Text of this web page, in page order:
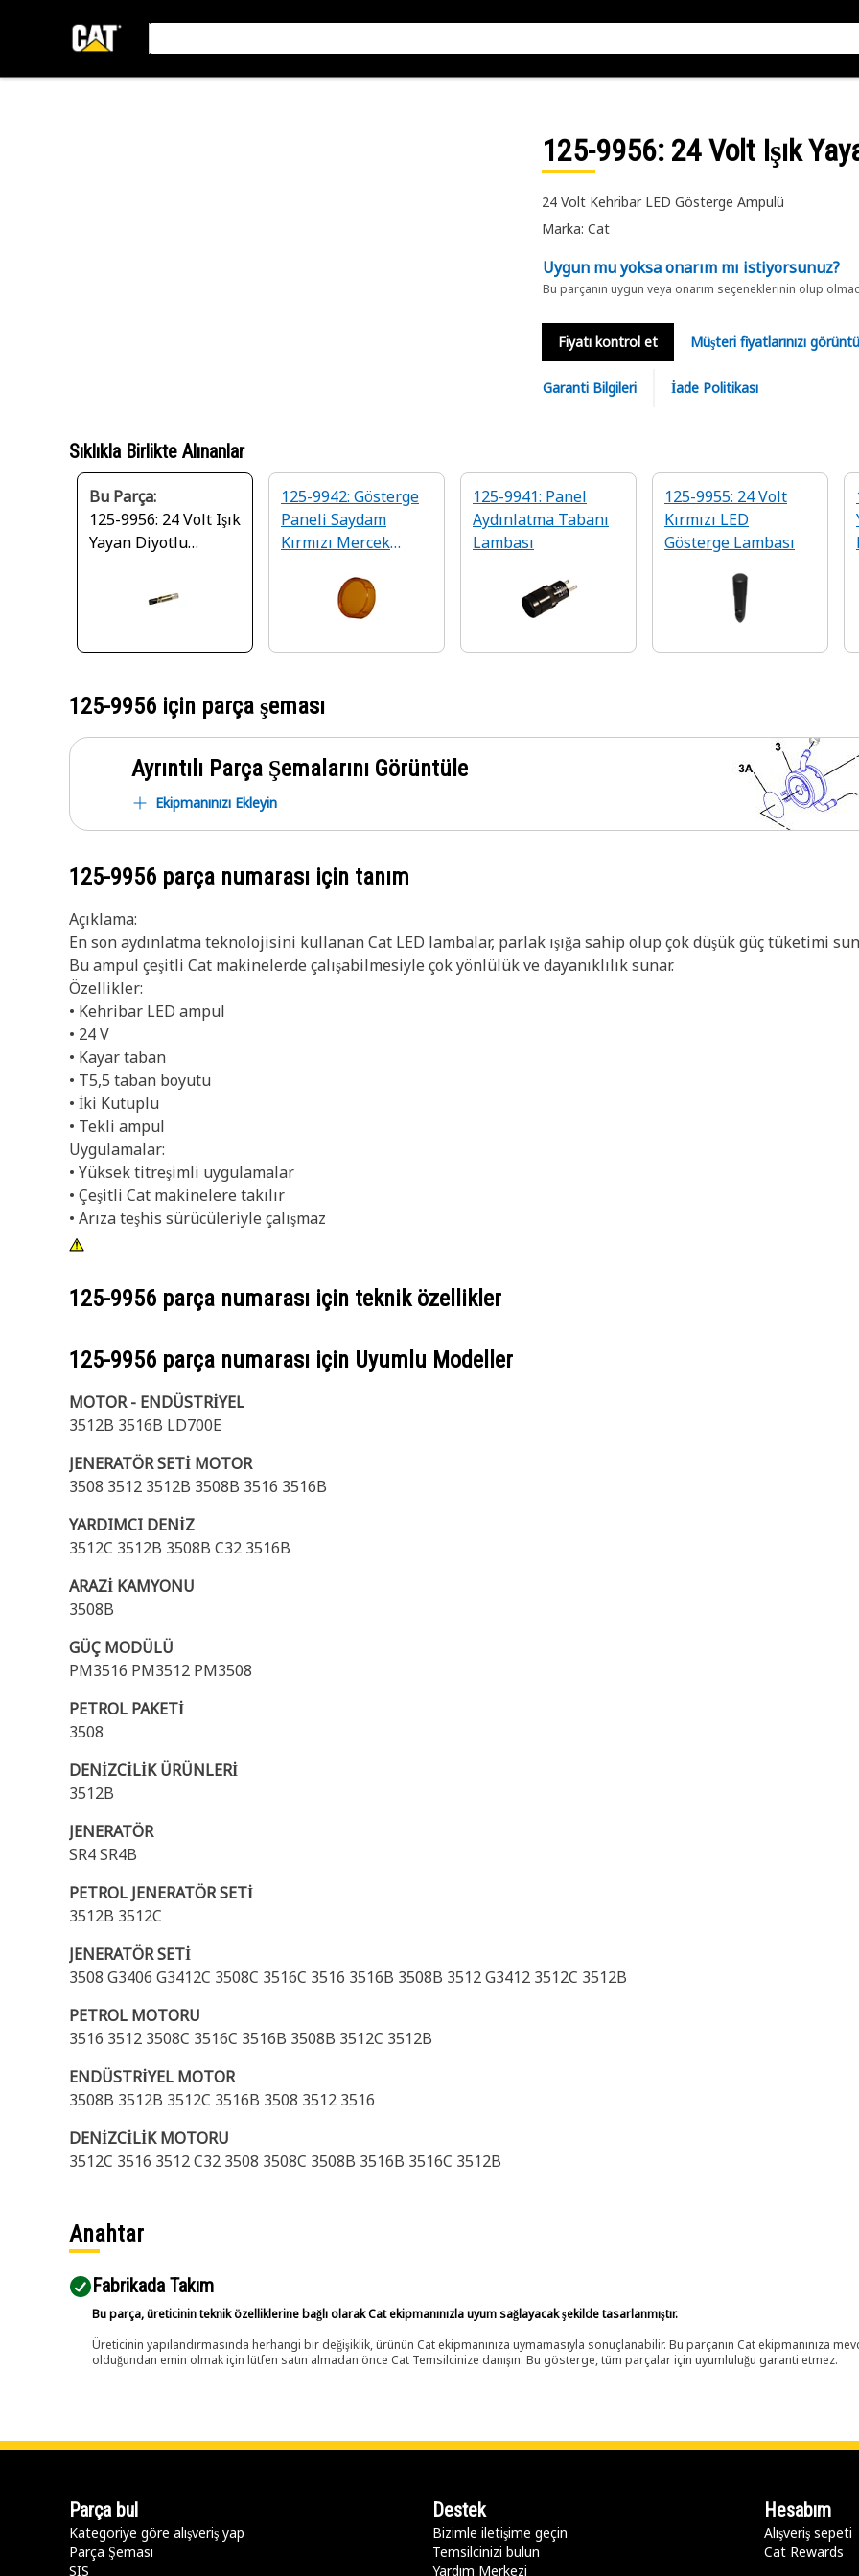
125-9956: 24 Volt Işık
24 Volt Kehribar LED Gösterge Ampulü
Marka: Cat
Uygun mu yoksa onarım mı istiyorsunuz?
Bu parçanın uygun veya onarım seçeneklerinin olup
Fiyatı kontrol et Müşteri fiyatlarınızı
Garanti Bilgileri İade Politikası
Sıklıkla Birlikte Alınanlar
Bu Parça:
125-9956: 24 Volt Işık
Yayan Diyotlu
125-9942: Gösterge
Paneli Saydam
Kırmızı Mercek
125-9941: Panel
Aydınlatma Tabanı
Lambası
125-9955: 24 Volt
Kırmızı LED
Gösterge Lambası
125-9956 için parça şeması
Ayrıntılı Parça Şemalarını Görüntüle
Ekipmanınızı Ekleyin
125-9956 parça numarası için tanım
Açıklama:
En son aydınlatma teknolojisini kullanan Cat LED lambalar, parlak ışığa sahip olup çok düşük güç tüketimi
Bu ampul çeşitli Cat makinelerde çalışabilmesiyle çok yönlülük ve dayanıklılık sunar.
Özellikler:
• Kehribar LED ampul
• 24 V
• Kayar taban
• T5,5 taban boyutu
• İki Kutuplu
• Tekli ampul
Uygulamalar:
• Yüksek titreşimli uygulamalar
• Çeşitli Cat makinelere takılır
• Arıza teşhis sürücüleriyle çalışmaz
125-9956 parça numarası için teknik özellikler
125-9956 parça numarası için Uyumlu Modeller
MOTOR - ENDÜSTRİYEL
3512B 3516B LD700E
JENERATÖR SETİ MOTOR
3508 3512 3512B 3508B 3516 3516B
YARDIMCI DENİZ
3512C 3512B 3508B C32 3516B
ARAZİ KAMYONU
3508B
GÜÇ MODÜLÜ
PM3516 PM3512 PM3508
PETROL PAKETİ
3508
DENİZCİLİK ÜRÜNLERİ
3512B
JENERATÖR
SR4 SR4B
PETROL JENERATÖR SETİ
3512B 3512C
JENERATÖR SETİ
3508 G3406 G3412C 3508C 3516C 3516 3516B 3508B 3512 G3412 3512C 3512B
PETROL MOTORU
3516 3512 3508C 3516C 3516B 3508B 3512C 3512B
ENDÜSTRİYEL MOTOR
3508B 3512B 3512C 3516B 3508 3512 3516
DENİZCİLİK MOTORU
3512C 3516 3512 C32 3508 3508C 3508B 3516B 3516C 3512B
Anahtar
Fabrikada Takım
Bu parça, üreticinin teknik özelliklerine bağlı olarak Cat ekipmanınızla uyum sağlayacak şekilde tasarlanmıştır.
Üreticinin yapılandırmasında herhangi bir değişiklik, ürünün Cat ekipmanınıza uymamasıyla sonuçlanabilir. Bu parçanın Cat ekipmanınıza
olduğundan emin olmak için lütfen satın almadan önce Cat Temsilcinize danışın. Bu gösterge, tüm parçalar için uyumluluğu garanti etmez.
Parça bul
Kategoriye göre alışveriş yap
Parça Şeması
SIS
Destek
Bizimle iletişime geçin
Temsilcinizi bulun
Yardım Merkezi
Hesabım
Alışveriş sepeti
Cat Rewards